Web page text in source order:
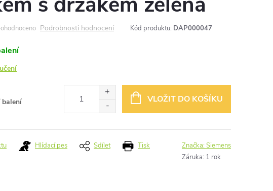
Podrobnosti hodnocení Kód produktu: DAP000047
balení
VLOŽIT DO KOŠÍKU
Tisk
Hlídací pes Sdílet Značka:Siemens
Záruka: 1 rok